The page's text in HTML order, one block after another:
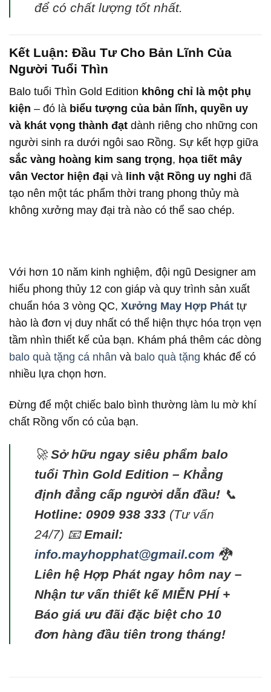
để có chất lượng tốt nhất.
Kết Luận: Đầu Tư Cho Bản Lĩnh Của
Người Tuổi Thìn
Balo tuổi Thìn Gold Edition không chỉ là một phụ
kiện – đó là biểu tượng của bản lĩnh, quyền uy
và khát vọng thành đạt dành riêng cho những con
người sinh ra dưới ngôi sao Rồng. Sự kết hợp giữa
sắc vàng hoàng kim sang trọng, họa tiết mây
vân Vector hiện đại và linh vật Rồng uy nghi đã
tạo nên một tác phẩm thời trang phong thủy mà
không xưởng may đại trà nào có thể sao chép.
Với hơn 10 năm kinh nghiệm, đội ngũ Designer am
hiểu phong thủy 12 con giáp và quy trình sản xuất
chuẩn hóa 3 vòng QC, Xưởng May Hợp Phát tự
hào là đơn vị duy nhất có thể hiện thực hóa trọn vẹn
tầm nhìn thiết kế của bạn. Khám phá thêm các dòng
balo quà tặng cá nhân và balo quà tặng khác để có
nhiều lựa chọn hơn.
Đừng để một chiếc balo bình thường làm lu mờ khí
chất Rồng vốn có của bạn.
🚀Sở hữu ngay siêu phẩm balo
tuổi Thìn Gold Edition – Khẳng
định đẳng cấp người dẫn đầu!📞
Hotline: 0909 938 333(Tư vấn
24/7) 📧Email:
info.mayhopphat@gmail.com 🐉
Liên hệ Hợp Phát ngay hôm nay –
Nhận tư vấn thiết kế MIỄN PHÍ +
Báo giá ưu đãi đặc biệt cho 10
đơn hàng đầu tiên trong tháng!